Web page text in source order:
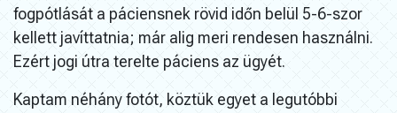
fogpótlását a páciensnek rövid időn belül 5-6-szor
kellett javíttatnia; már alig meri rendesen használni.
Ezért jogi útra terelte páciens az ügyét.
Kaptam néhány fotót, köztük egyet a legutóbbi